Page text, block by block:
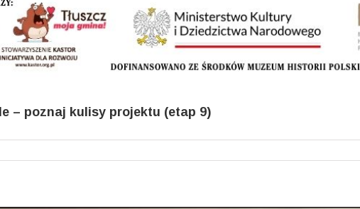
– poznaj kulisy projektu (etap 9)